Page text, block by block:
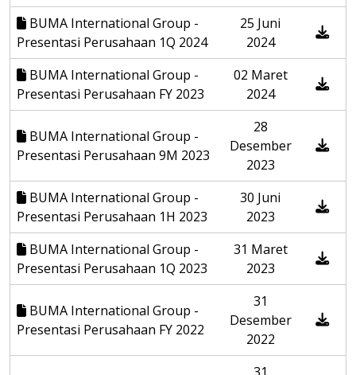
BUMA International Group -
Presentasi Perusahaan 1Q 2024
25 Juni
2024
BUMA International Group -
Presentasi Perusahaan FY 2023
02 Maret
2024
BUMA International Group -
Presentasi Perusahaan 9M 2023
28
Desember
2023
BUMA International Group -
Presentasi Perusahaan 1H 2023
30 Juni
2023
BUMA International Group -
Presentasi Perusahaan 1Q 2023
31 Maret
2023
BUMA International Group -
Presentasi Perusahaan FY 2022
31
Desember
2022